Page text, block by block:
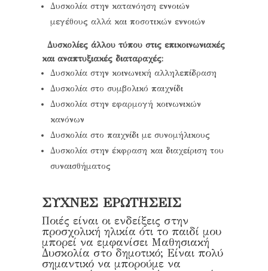
Δυσκολία στην κατανόηση εννοιών
μεγέθους αλλά και ποσοτικών εννοιών
Δυσκολίες άλλου τύπου στις επικοινωνιακές
και αναπτυξιακές διαταραχές:
Δυσκολία στην κοινωνική αλληλεπίδραση
Δυσκολία στο συμβολικό παιχνίδι
Δυσκολία στην εφαρμογή κοινωνικών
κανόνων
Δυσκολία στο παιχνίδι με συνομήλικους
Δυσκολία στην έκφραση και διαχείριση του
συναισθήματος
ΣΥΧΝΕΣ ΕΡΩΤΗΣΕΙΣ
Ποιές είναι οι ενδείξεις στην
προσχολική ηλικία ότι το παιδί μου
μπορεί να εμφανίσει Μαθησιακή
Δυσκολία στο δημοτικό; Είναι πολύ
σημαντικό να μπορούμε να